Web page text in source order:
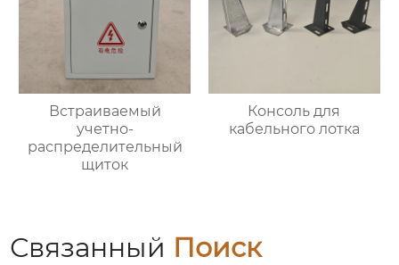
Встраиваемый
учетно-
распределительный
щиток
Консоль для
кабельного лотка
Связанный Поиск